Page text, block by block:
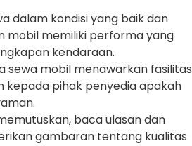
dalam kondisi yang baik dan
mobil memiliki performa yang
kendaraan.
sewa mobil menawarkan fasilitas
kepada pihak penyedia apakah
baca ulasan dan
gambaran tentang kualitas